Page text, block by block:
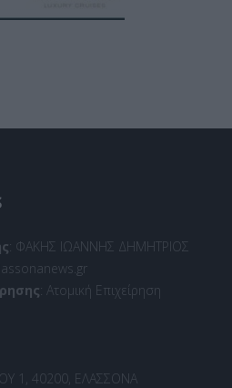
: ΦΑΚΗΣ ΙΩΑΝΝΗΣ ΔΗΜΗΤΡΙΟΣ
: Ατομική Επιχείρηση
1, 40200, ΕΛΑΣΣΟΝΑ